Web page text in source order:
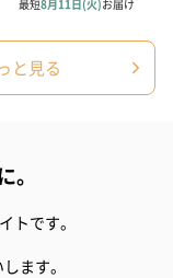
と見る
。
トです。
ます。